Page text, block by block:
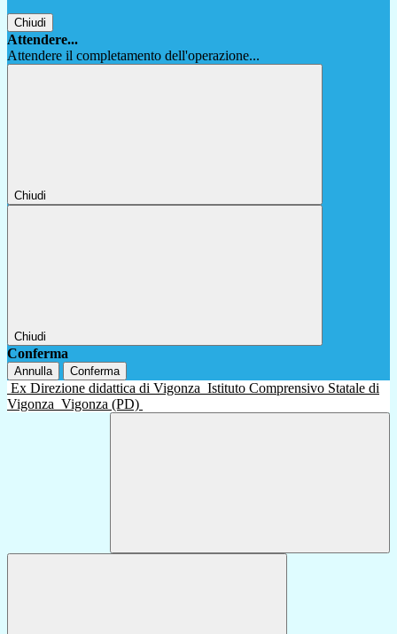
Chiudi
Attendere...
Attendere il completamento dell'operazione...
Chiudi
Chiudi
Conferma
Annulla Conferma
Ex Direzione didattica di Vigonza Istituto Comprensivo Statale di
Vigonza Vigonza (PD)